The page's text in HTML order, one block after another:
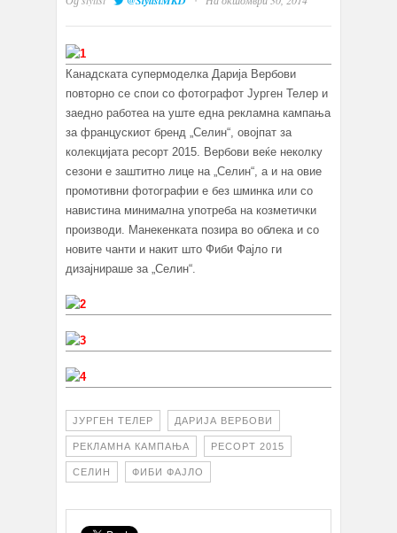
Канадската супермоделка Дарија Вербови
повторно се спои со фотографот Јурген Телер и
заедно работеа на уште една рекламна кампања
за францускиот бренд „Селин“, овојпат за
колекцијата ресорт 2015. Вербови веќе неколку
сезони е заштитно лице на „Селин“, а и на овие
промотивни фотографии е без шминка или со
навистина минимална употреба на козметички
производи. Манекенката позира во облека и со
новите чанти и накит што Фиби Фајло ги
дизајнираше за „Селин“.
ЈУРГЕН ТЕЛЕР ДАРИЈА ВЕРБОВИ
РЕКЛАМНА КАМПАЊА РЕСОРТ 2015
СЕЛИН ФИБИ ФАЈЛО